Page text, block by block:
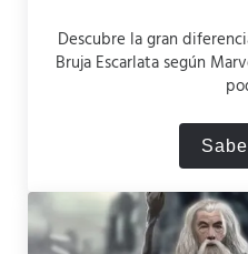
Descubre la gran
Bruja Escarlata según